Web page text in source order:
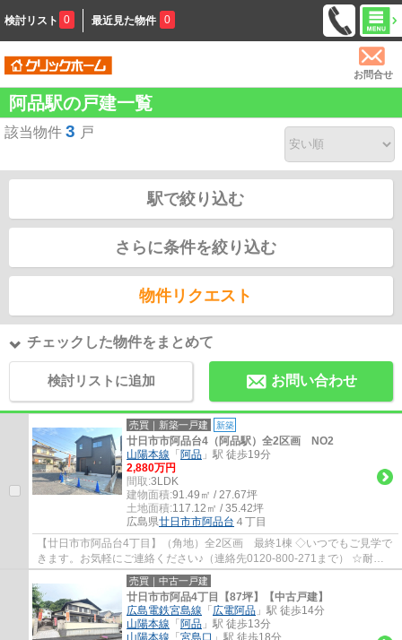
検討リスト 0 最近見た物件 0
お問合せ
阿品駅の戸建一覧
該当物件 3 戸
駅で絞り込む
さらに条件を絞り込む
物件リクエスト
チェックした物件をまとめて
検討リストに追加 お問い合わせ
売買｜新築一戸建 新築
廿日市市阿品台4（阿品駅）全2区画 NO2
山陽本線 「 阿品 」駅 徒歩19分
2,880万円
間取:3LDK
建物面積:91.49㎡ / 27.67坪
土地面積:117.12㎡ / 35.42坪
広島県廿日市市阿品台 ４丁目
【廿日市市阿品台4丁目】（角地）全2区画 最終1棟 ◇いつでもご見学で
きます。お気軽にご連絡ください♪（連絡先0120-800-271まで） ☆耐震
等級3の住宅性能評価 長期優良住宅 ファミ...
売買｜中古一戸建
廿日市市阿品4丁目【87坪】【中古戸建】
広島電鉄宮島線 「 広電阿品 」駅 徒歩14分
山陽本線 「 阿品 」駅 徒歩13分
山陽本線 「 宮島口 」駅 徒歩18分